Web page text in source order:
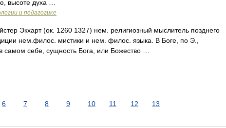
высоте духа …
и педагогике
Экхарт (ок. 1260 1327) нем. религиозный мыслитель позднего
нем.филос. мистики и нем. филос. языка. В Боге, по Э.,
самом себе, сущность Бога, или Божество …
6 7 8 9 10 11 12 13